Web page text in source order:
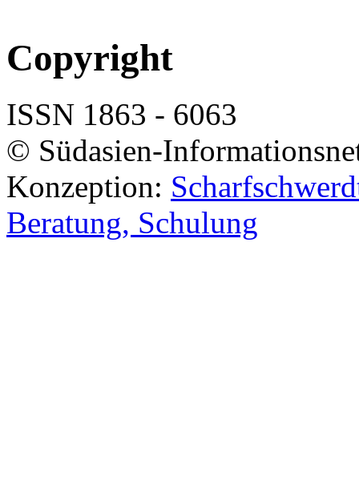
Copyright
ISSN 1863 - 6063
© Südasien-
Konzeption:
Beratung, Schulung